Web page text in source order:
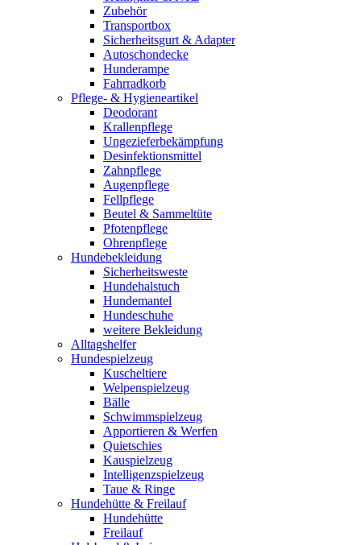
Zubehör
Transportbox
Sicherheitsgurt & Adapter
Autoschondecke
Hunderampe
Fahrradkorb
Pflege- & Hygieneartikel
Deodorant
Krallenpflege
Ungezieferbekämpfung
Desinfektionsmittel
Zahnpflege
Augenpflege
Fellpflege
Beutel & Sammeltüte
Pfotenpflege
Ohrenpflege
Hundebekleidung
Sicherheitsweste
Hundehalstuch
Hundemantel
Hundeschuhe
weitere Bekleidung
Alltagshelfer
Hundespielzeug
Kuscheltiere
Welpenspielzeug
Bälle
Schwimmspielzeug
Apportieren & Werfen
Quietschies
Kauspielzeug
Intelligenzspielzeug
Taue & Ringe
Hundehütte & Freilauf
Hundehütte
Freilauf